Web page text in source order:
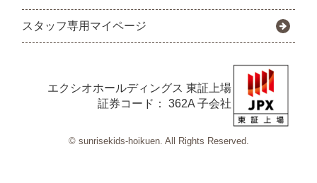
スタッフ専用マイページ
エクシオホールディングス 東証上場
証券コード： 362A 子会社
© sunrisekids-hoikuen. All Rights Reserved.